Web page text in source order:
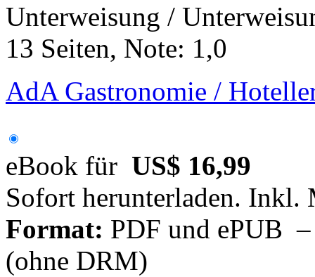
Unterweisung /
13 Seiten, Note: 1,0
AdA Gastronomie /
eBook für US$ 16,99
Sofort herunterladen. Inkl.
Format: PDF und ePUB
(ohne DRM)